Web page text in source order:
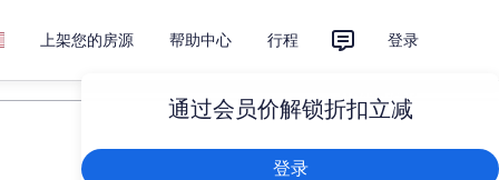
上架您的房源 帮助中心 行程 登录
通过会员价解锁折扣立减
登录